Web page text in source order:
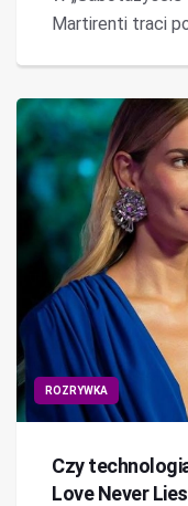
Martirenti traci
ROZRYWKA
Czy
Love Never